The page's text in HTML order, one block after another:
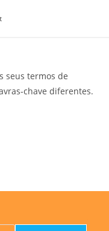
seus termos de
chave diferentes.